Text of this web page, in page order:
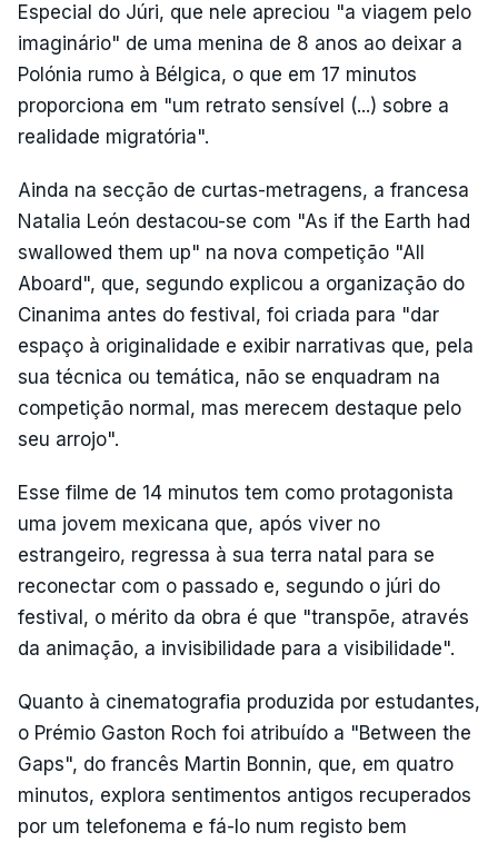
Especial do Júri, que nele apreciou "a viagem pelo
imaginário" de uma menina de 8 anos ao deixar a
Polónia rumo à Bélgica, o que em 17 minutos
proporciona em "um retrato sensível (...) sobre a
realidade migratória".
Ainda na secção de curtas-metragens, a francesa
Natalia León destacou-se com "As if the Earth had
swallowed them up" na nova competição "All
Aboard", que, segundo explicou a organização do
Cinanima antes do festival, foi criada para "dar
espaço à originalidade e exibir narrativas que, pela
sua técnica ou temática, não se enquadram na
competição normal, mas merecem destaque pelo
seu arrojo".
Esse filme de 14 minutos tem como protagonista
uma jovem mexicana que, após viver no
estrangeiro, regressa à sua terra natal para se
reconectar com o passado e, segundo o júri do
festival, o mérito da obra é que "transpõe, através
da animação, a invisibilidade para a visibilidade".
Quanto à cinematografia produzida por estudantes,
o Prémio Gaston Roch foi atribuído a "Between the
Gaps", do francês Martin Bonnin, que, em quatro
minutos, explora sentimentos antigos recuperados
por um telefonema e fá-lo num registo bem